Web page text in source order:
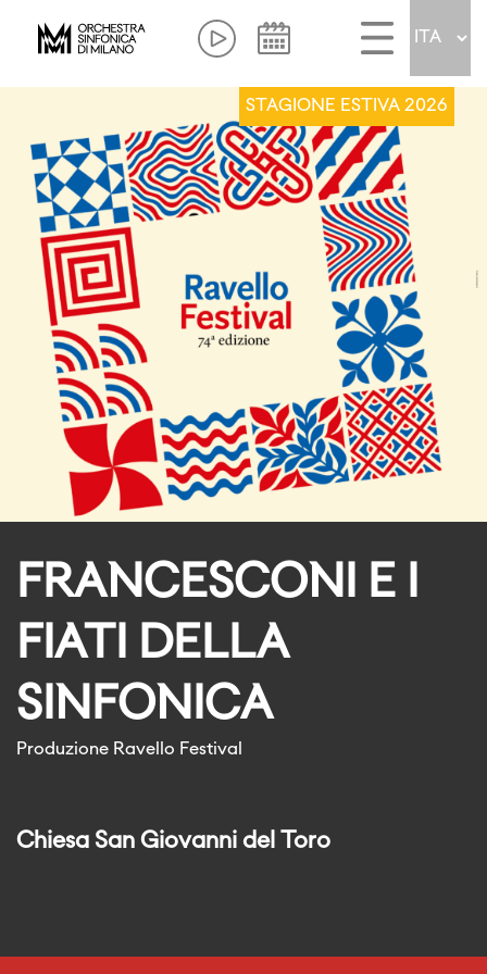
STAGIONE ESTIVA 2026
FRANCESCONI E I
FIATI DELLA
SINFONICA
Produzione Ravello Festival
Chiesa San Giovanni del Toro